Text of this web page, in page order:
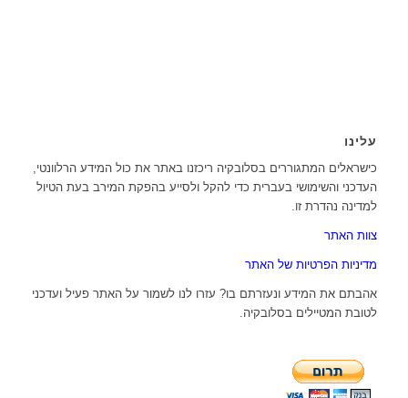
עלינו
כישראלים המתגוררים בסלובקיה ריכזנו באתר את כול המידע הרלוונטי,
העדכני והשימושי בעברית כדי להקל ולסייע בהפקת המירב בעת הטיול
למדינה נהדרת זו.
צוות האתר
מדיניות הפרטיות של האתר
אהבתם את המידע ונעזרתם בו? עזרו לנו לשמור על האתר פעיל ועדכני
לטובת המטיילים בסלובקיה.